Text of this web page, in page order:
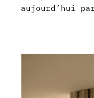
aujourd’hui